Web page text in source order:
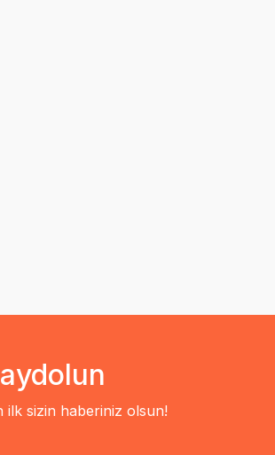
ilk sizin haberiniz olsun!